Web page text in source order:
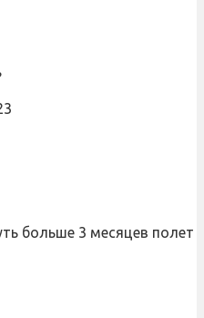
больше 3 месяцев полет